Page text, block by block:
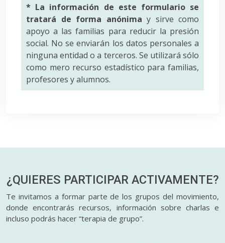
* La información de este formulario se
tratará de forma anónima y sirve como
apoyo a las familias para reducir la presión
social. No se enviarán los datos personales a
ninguna entidad o a terceros. Se utilizará sólo
como mero recurso estadístico para familias,
profesores y alumnos.
¿QUIERES PARTICIPAR ACTIVAMENTE?
Te invitamos a formar parte de los grupos del movimiento,
donde encontrarás recursos, información sobre charlas e
incluso podrás hacer “terapia de grupo”.